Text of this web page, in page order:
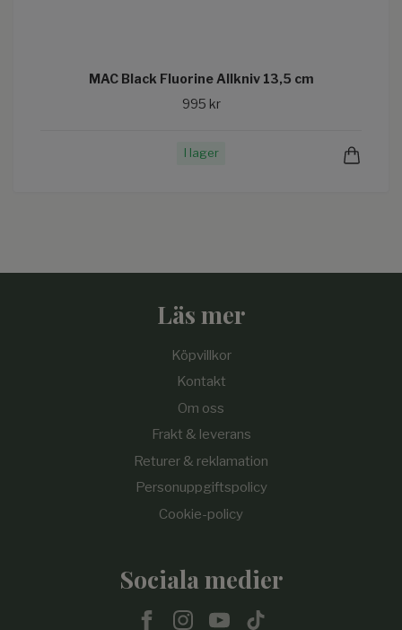
MAC Black Fluorine Allkniv 13,5 cm
995 kr
I lager
Läs mer
Köpvillkor
Kontakt
Om oss
Frakt & leverans
Returer & reklamation
Personuppgiftspolicy
Cookie-policy
Sociala medier